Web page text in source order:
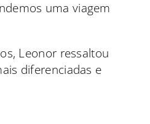
uma viagem
Leonor ressaltou
diferenciadas e